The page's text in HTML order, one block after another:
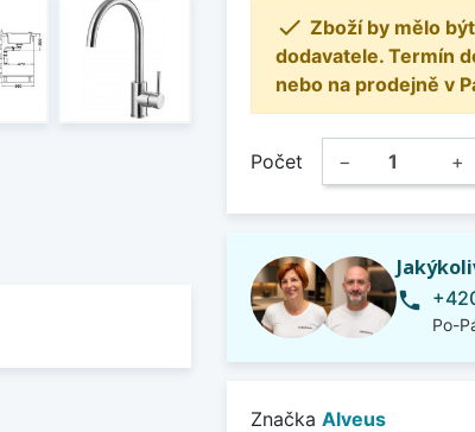
 Zboží by mělo
dodavatele. Termín
nebo na prodejně v
Počet − +
phone
Po-
Značka Alveus